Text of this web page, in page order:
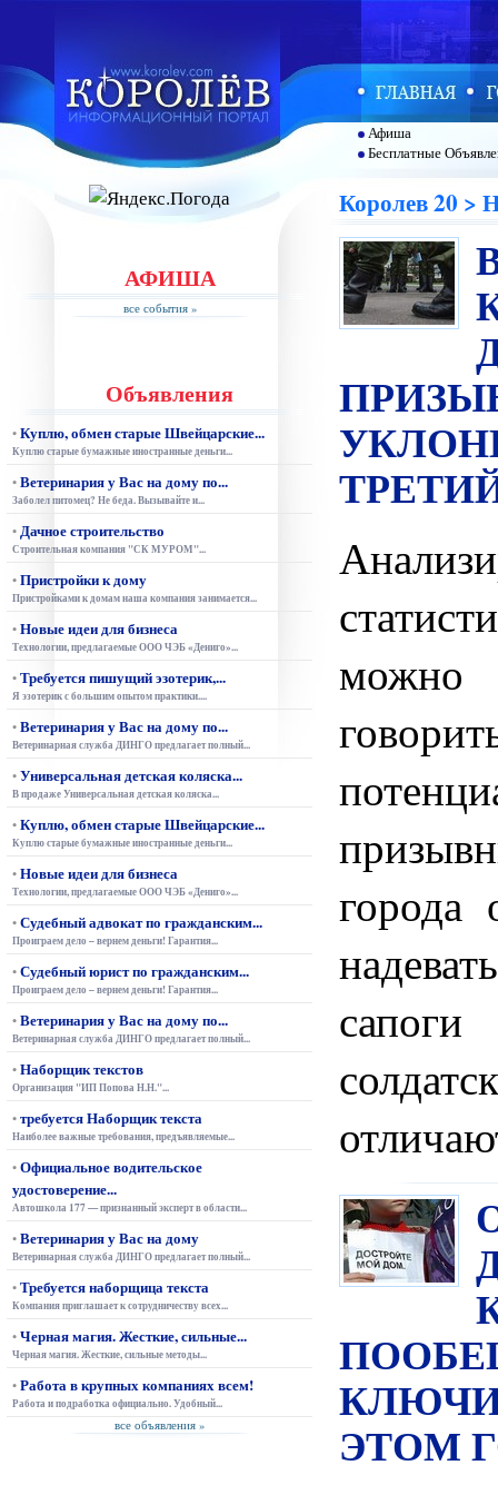
Афиша
Бесплатные
АФИША
все события »
Объявления
•Куплю, обмен старые Швейцарские...
Куплю старые бумажные иностранные деньги...
•Ветеринария у Вас на дому по...
Заболел питомец? Не беда. Вызывайте и...
•Дачное строительство
Строительная компания "СК МУРОМ"...
•Пристройки к дому
Пристройками к домам наша компания занимается...
•Новые идеи для бизнеса
Технологии, предлагаемые ООО ЧЭБ «Дениго»...
•Требуется пишущий эзотерик,...
Я эзотерик с большим опытом практики....
•Ветеринария у Вас на дому по...
Ветеринарная служба ДИНГО предлагает полный...
•Универсальная детская коляска...
В продаже Универсальная детская коляска...
•Куплю, обмен старые Швейцарские...
Куплю старые бумажные иностранные деньги...
•Новые идеи для бизнеса
Технологии, предлагаемые ООО ЧЭБ «Дениго»...
•Судебный адвокат по гражданским...
Проиграем дело – вернем деньги! Гарантия...
•Судебный юрист по гражданским...
Проиграем дело – вернем деньги! Гарантия...
•Ветеринария у Вас на дому по...
Ветеринарная служба ДИНГО предлагает полный...
•Наборщик текстов
Организация "ИП Попова Н.Н."...
•требуется Наборщик текста
Наиболее важные требования, предъявляемые...
•Официальное водительское
удостоверение...
Автошкола 177 — признанный эксперт в области...
•Ветеринария у Вас на дому
Ветеринарная служба ДИНГО предлагает полный...
•Требуется наборщица текста
Компания приглашает к сотрудничеству всех...
•Черная магия. Жесткие, сильные...
Черная магия. Жесткие, сильные методы...
•Работа в крупных компаниях всем!
Работа и подработка официально. Удобный...
все объявления »
Королев 20
можно
города
КЛЮЧИ
ЭТОМ